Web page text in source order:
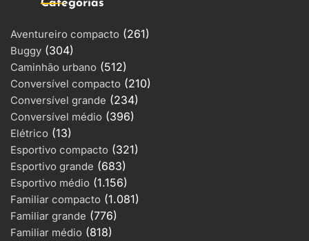
Categorias
Aventureiro compacto (261)
Buggy (304)
Caminhão urbano (512)
Conversível compacto (210)
Conversível grande (234)
Conversível médio (396)
Elétrico (13)
Esportivo compacto (321)
Esportivo grande (683)
Esportivo médio (1.156)
Familiar compacto (1.081)
Familiar grande (776)
Familiar médio (818)